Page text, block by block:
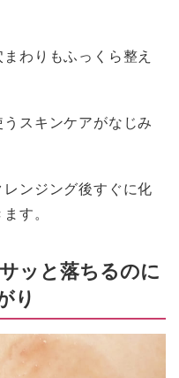
わりもふっくら整え
スキンケアがなじみ
ンジング後すぐに化
す。
ッと落ちるのに
り